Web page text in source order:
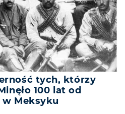
tych, którzy
100 lat od
Meksyku